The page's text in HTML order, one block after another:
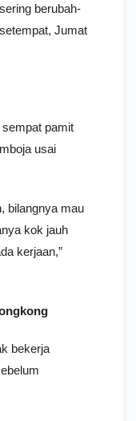
berubah-
Jumat
pamit
usai
bilangnya mau
kok jauh
kerjaan,”
bekerja